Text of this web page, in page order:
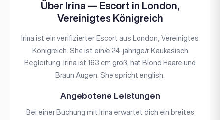
Über Irina — Escort in London,
Vereinigtes Königreich
Irina ist ein verifizierter Escort aus London, Vereinigtes
Königreich. She ist ein/e 24-jährige/r Kaukasisch
Begleitung. Irina ist 163 cm groß, hat Blond Haare und
Braun Augen. She spricht english.
Angebotene Leistungen
Bei einer Buchung mit Irina erwartet dich ein breites